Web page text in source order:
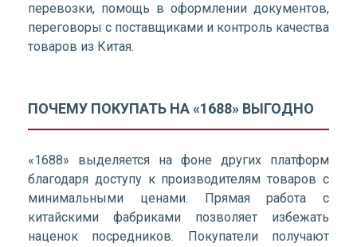
перевозки, помощь в оформлении документов,
переговоры с поставщиками и контроль качества
товаров из Китая.
ПОЧЕМУ ПОКУПАТЬ НА «1688» ВЫГОДНО
«1688» выделяется на фоне других платформ
благодаря доступу к производителям товаров с
минимальными ценами. Прямая работа с
китайскими фабриками позволяет избежать
наценок посредников. Покупатели получают